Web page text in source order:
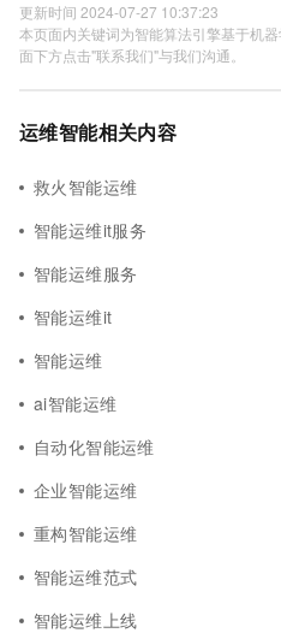
更新时间 2024-07-27 10:37:23
本页面内关键词为智能算法引擎基于机
面下方点击"联系我们"与我们沟通。
运维智能相关内容
救火智能运维
智能运维it服务
智能运维服务
智能运维it
智能运维
ai智能运维
自动化智能运维
企业智能运维
重构智能运维
智能运维范式
智能运维上线